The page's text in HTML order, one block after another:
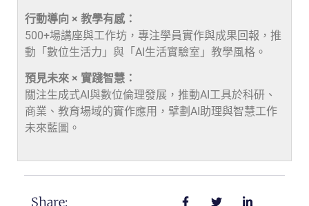
行動導向 × 教學有感：
500+場講座與工作坊，專注學員實作與成果回報，推
動「數位生活力」與「AI生活實驗室」教學風格。
預見未來 × 實踐智慧：
關注生成式AI與數位倫理發展，推動AI工具於科研、
商業、教育場域的實作應用，擘劃AI助理與智慧工作
未來藍圖。
Share: